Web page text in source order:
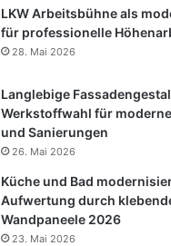
LKW Arbeitsbühne als
für professionelle
28. Mai 2026
Langlebige
Werkstoffwahl für
und Sanierungen
26. Mai 2026
Küche und Bad
Aufwertung durch
Wandpaneele 2026
23. Mai 2026